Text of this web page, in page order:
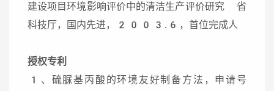
建设项目环境影响评价中的清洁生产评价研究 省
科技厅，国内先进，2003.6，首位完成人
授权专利
1、硫脲基丙酸的环境友好制备方法，申请号